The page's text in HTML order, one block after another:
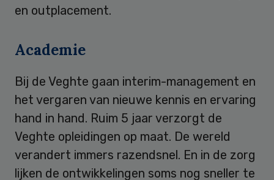
en outplacement.
Academie
Bij de Veghte gaan interim-management en
het vergaren van nieuwe kennis en ervaring
hand in hand. Ruim 5 jaar verzorgt de
Veghte opleidingen op maat. De wereld
verandert immers razendsnel. En in de zorg
lijken de ontwikkelingen soms nog sneller te